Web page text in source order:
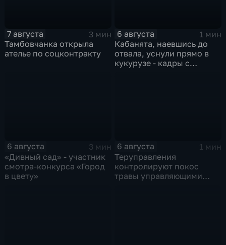
7 августа
3 мин
Тамбовчанка открыла
ателье по соцконтракту
6 августа
1 мин
Кабанята, наевшись до
отвала, уснули прямо в
кукурузе - кадры с
6 августа
3 мин
«Дивный сад» - участник
смотра-конкурса «Город
в цвету»
6 августа
1 мин
Теруправления
контролируют покос
травы управляющими